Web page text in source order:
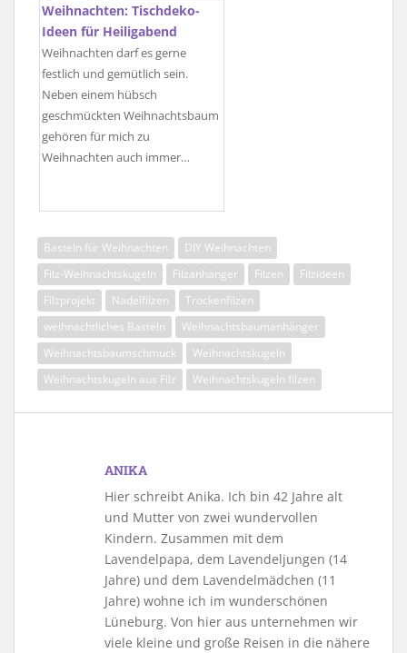
Weihnachten: Tischdeko-
Ideen für Heiligabend
Weihnachten darf es gerne
festlich und gemütlich sein.
Neben einem hübsch
geschmückten Weihnachtsbaum
gehören für mich zu
Weihnachten auch immer…
Basteln für Weihnachten
DIY Weihnachten
Filz-Weihnachtskugeln
Filzanhänger Filzen
Filzideen
Filzprojekt
Nadelfilzen
Trockenfilzen
weihnachtliches Basteln
Weihnachtsbaumanhänger
Weihnachtsbaumschmuck
Weihnachtskugeln
Weihnachtskugeln aus Filz
Weihnachtskugeln filzen
ANIKA
Hier schreibt Anika. Ich bin 42 Jahre alt
und Mutter von zwei wundervollen
Kindern. Zusammen mit dem
Lavendelpapa, dem Lavendeljungen (14
Jahre) und dem Lavendelmädchen (11
Jahre) wohne ich im wunderschönen
Lüneburg. Von hier aus unternehmen wir
viele kleine und große Reisen in die nähere